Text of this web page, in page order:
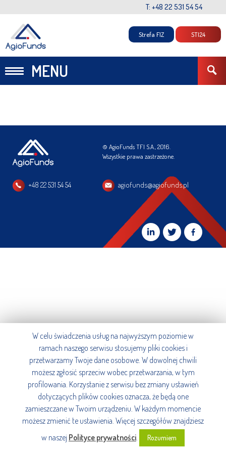
T: +48 22 531 54 54
MENU
Strefa FIZ STI24
© AgioFunds TFI S.A., 2016.
Wszystkie prawa zastrzeżone.
+48 22 531 54 54 agiofunds@agiofunds.pl
W celu świadczenia usług na najwyższym poziomie w
ramach naszego serwisu stosujemy pliki cookies i
przetwarzamy Twoje dane osobowe. W dowolnej chwili
możesz zgłosić sprzeciw wobec przetwarzania, w tym
profilowania. Korzystanie z serwisu bez zmiany ustawień
dotyczących plików cookies oznacza, że będą one
zamieszczane w Twoim urządzeniu. W każdym momencie
możesz zmienić te ustawienia. Więcej szczegółów znajdziesz
w naszej Polityce prywatności. Rozumiem